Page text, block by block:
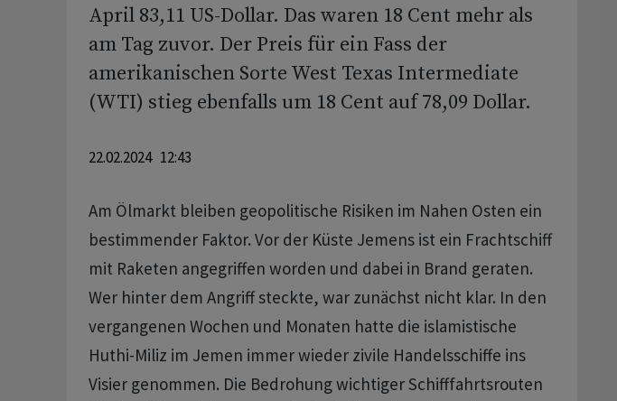
April 83,11 US-Dollar. Das waren 18 Cent mehr als
am Tag zuvor. Der Preis für ein Fass der
amerikanischen Sorte West Texas Intermediate
(WTI) stieg ebenfalls um 18 Cent auf 78,09 Dollar.
22.02.2024 12:43
Am Ölmarkt bleiben geopolitische Risiken im Nahen Osten ein
bestimmender Faktor. Vor der Küste Jemens ist ein Frachtschiff
mit Raketen angegriffen worden und dabei in Brand geraten.
Wer hinter dem Angriff steckte, war zunächst nicht klar. In den
vergangenen Wochen und Monaten hatte die islamistische
Huthi-Miliz im Jemen immer wieder zivile Handelsschiffe ins
Visier genommen. Die Bedrohung wichtiger Schifffahrtsrouten